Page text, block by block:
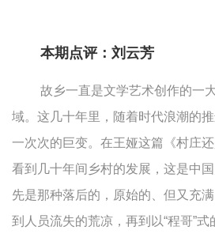
本期点评：刘云芳
故乡一直是文学艺术创作的一
域。这几十年里，随着时代浪潮的
一次次的巨变。在王娅这篇《村庄
看到几十年间乡村的发展，这是中
先是那种落后的，原始的、但又充
到人员流失的荒凉，再到以“程哥”